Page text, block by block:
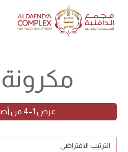
مكرونة
عرض 1–4 من أصل 5 نتائج